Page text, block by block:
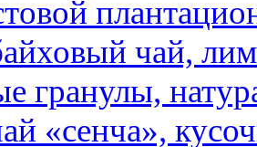
чай,
гранулы,
«сенча»,